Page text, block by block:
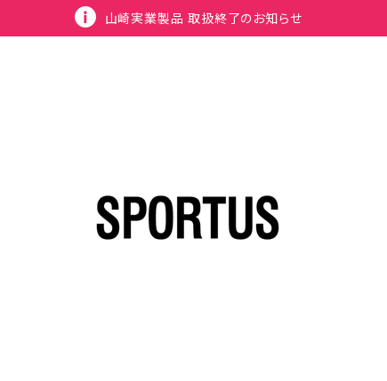
山崎実業製品 取扱終了のお知らせ